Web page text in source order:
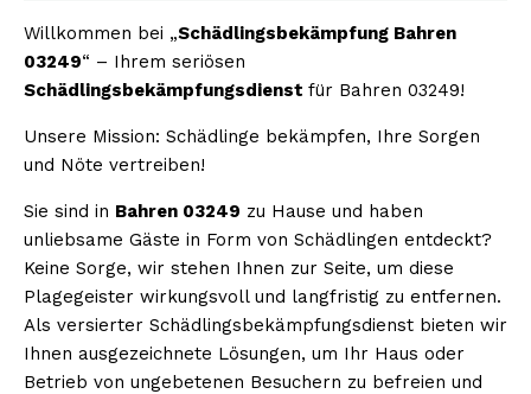
Willkommen bei „Schädlingsbekämpfung Bahren
03249“ – Ihrem seriösen
Schädlingsbekämpfungsdienst für Bahren 03249!
Unsere Mission: Schädlinge bekämpfen, Ihre Sorgen
und Nöte vertreiben!
Sie sind in Bahren 03249 zu Hause und haben
unliebsame Gäste in Form von Schädlingen entdeckt?
Keine Sorge, wir stehen Ihnen zur Seite, um diese
Plagegeister wirkungsvoll und langfristig zu entfernen.
Als versierter Schädlingsbekämpfungsdienst bieten wir
Ihnen ausgezeichnete Lösungen, um Ihr Haus oder
Betrieb von ungebetenen Besuchern zu befreien und